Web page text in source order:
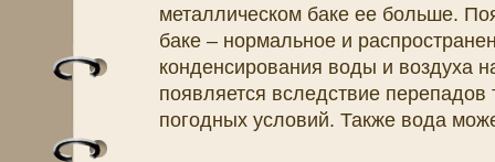
металлическом баке ее больше.
баке – нормальное и
конденсирования воды и воздуха
появляется вследствие
погодных условий. Также вода